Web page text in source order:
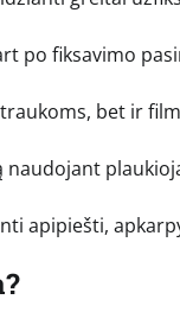
po fiksavimo
bet ir
naudojant
apipiešti,